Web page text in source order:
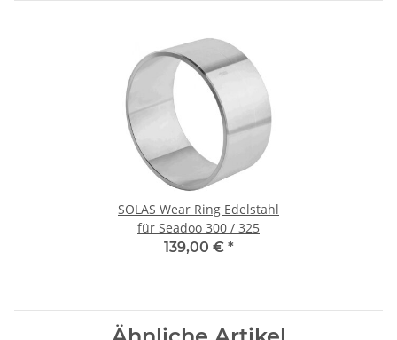
SOLAS Wear Ring Edelstahl
für Seadoo 300 / 325
139,00 € *